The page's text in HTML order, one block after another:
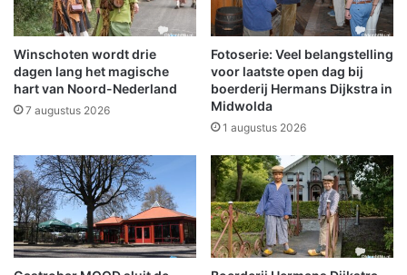
e
n
A
k
e
i
w
i
n
n
e
n
n
O
l
d
a
m
m
o
d
e
r
n
Winschoten wordt drie
dagen lang het magische
hart van Noord-Nederland
7 augustus 2026
Fotoserie: Veel belangstelling
voor laatste open dag bij
boerderij Hermans Dijkstra in
Midwolda
1 augustus 2026